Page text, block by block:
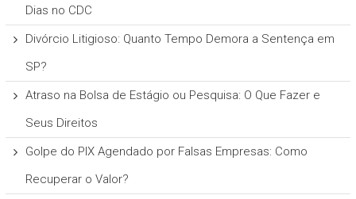
Dias no CDC
Divórcio Litigioso: Quanto Tempo Demora a Sentença em
SP?
Atraso na Bolsa de Estágio ou Pesquisa: O Que Fazer e
Seus Direitos
Golpe do PIX Agendado por Falsas Empresas: Como
Recuperar o Valor?